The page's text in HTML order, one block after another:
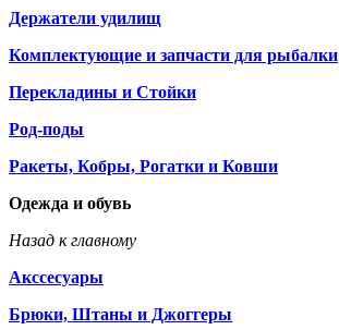
Держатели удилищ
Комплектующие и запчасти для рыбалки
Перекладины и Стойки
Род-поды
Ракеты, Кобры, Рогатки и Ковши
Одежда и обувь
Назад к главному
Акссесуары
Брюки, Штаны и Джоггеры